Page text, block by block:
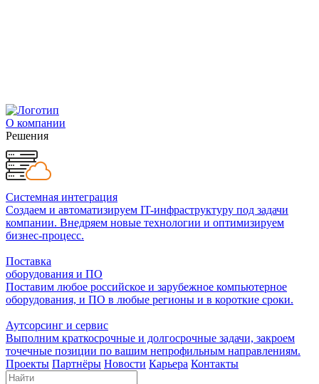
О компании
Решения
Системная интеграция
Создаем и автоматизируем IT-инфраструктуру под задачи
компании. Внедряем новые технологии и оптимизируем
бизнес-процесс.
Поставка
оборудования и ПО
Поставим любое российское и зарубежное компьютерное
оборудования, и ПО в любые регионы и в короткие сроки.
Аутсорсинг и сервис
Выполним краткосрочные и долгосрочные задачи, закроем
точечные позиции по вашим непрофильным направлениям.
Проекты Партнёры Новости Карьера Контакты